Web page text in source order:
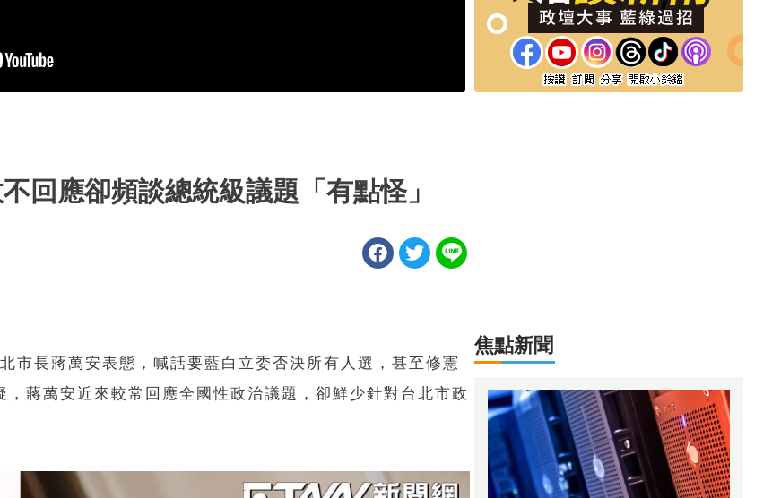
應卻頻談總統級議題「有點怪」
市長蔣萬安表態，喊話要藍白立委否決所有人選，甚至修憲
蔣萬安近來較常回應全國性政治議題，卻鮮少針對台北市政
焦點新聞